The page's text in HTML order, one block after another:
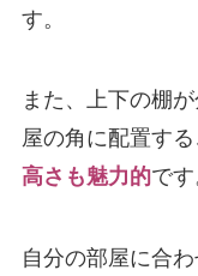
す。
また、上下の棚
屋の角に配置す
高さも魅力的です
自分の部屋に合